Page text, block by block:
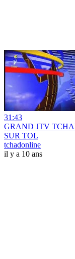
31:43
GRAND JTV
SUR TOL
tchadonline
il y a 10 ans